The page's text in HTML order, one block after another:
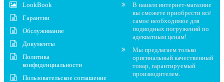
LookBook
Гарантии
Обслуживание
Документы
Политика
конфиденциальности
Пользовательское соглашение
В нашем интернет-магазине
вы сможете приобрести всё
самое необходимое для
подводных погружений по
адекватным ценам!
Мы предлагаем только
оригинальный качественный
товар, гарантируемый
производителем.